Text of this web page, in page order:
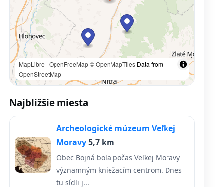
MapLibre | OpenFreeMap© OpenMapTiles Data from
OpenStreetMap
Najbližšie miesta
Archeologické múzeum Veľkej
Moravy5,7 km
Obec Bojná bola počas Veľkej Moravy
významným kniežacím centrom. Dnes
tu sídli j...